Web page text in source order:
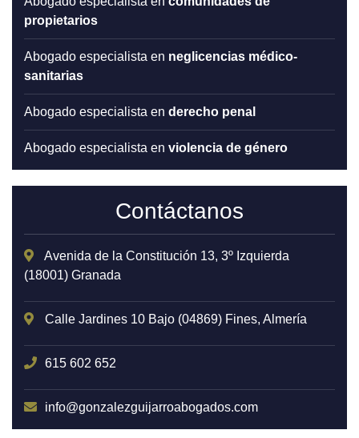
propietarios
abogado especialista en neglicencias médico-
sanitarias
abogado especialista en derecho penal
abogado especialista en violencia de género
Contáctanos
Avenida de la Constitución 13, 3º Izquierda
(18001) Granada
Calle Jardines 10 Bajo (04869) Fines, Almería
615 602 652
info@gonzalezguijarroabogados.com